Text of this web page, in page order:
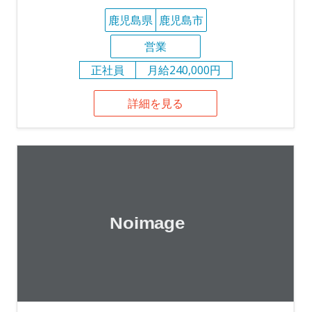
鹿児島県 鹿児島市
営業
正社員
月給240,000円
詳細を見る